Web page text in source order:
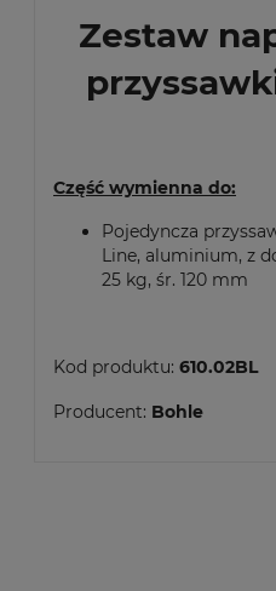
Zestaw
Część wymienna do:
Pojedyncza
Line, aluminium, z
25 kg, śr. 120 mm
Kod produktu: 610.02BL
Producent: Bohle